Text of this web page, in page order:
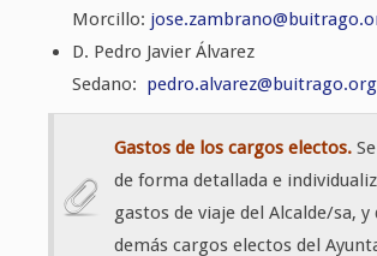
Morcillo:
D. Pedro Javier Álvarez
Sedano: pedro.alvarez@buitrago.org
Gastos de los cargos electos.
de forma detallada e
gastos de viaje del Alcalde/sa, y
demás cargos electos del